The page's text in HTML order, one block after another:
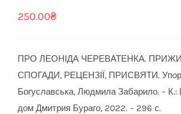
250.00₴
ПРО ЛЕОНІДА ЧЕРЕВАТЕНКА.
СПОГАДИ, РЕЦЕНЗІЇ, ПРИСВЯТИ.
Богуславська, Людмила Забарило. – К.:
дом Дмитрия Бураго, 2022. – 296 с.